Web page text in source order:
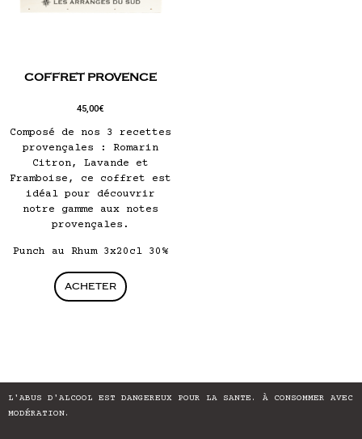
COFFRET PROVENCE
45,00€
Composé de nos 3 recettes
provençales : Romarin
Citron, Lavande et
Framboise, ce coffret est
idéal pour découvrir
notre gamme aux notes
provençales.
Punch au Rhum 3x20cl 30%
ACHETER
L'ABUS D'ALCOOL EST DANGEREUX POUR LA SANTE. À CONSOMMER AVEC
MODÉRATION.